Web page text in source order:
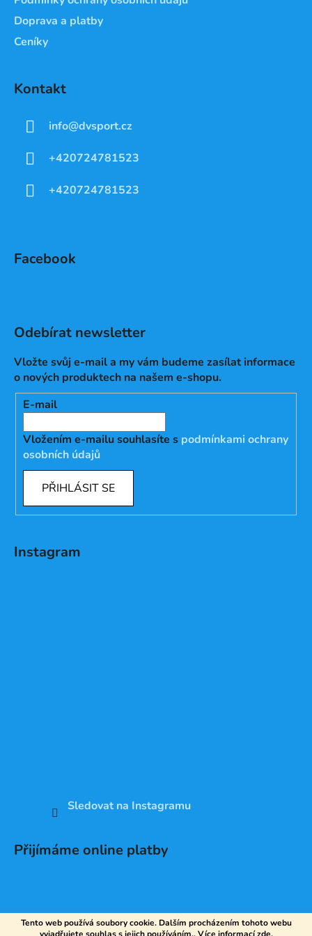
Tento web používá soubory cookie. Dalším procházením tohoto webu
Doprava a platby
Ceníky
Kontakt
info@dvsport.cz
+420724781523
+420724781523
Facebook
Odebírat newsletter
Vložte svůj e-mail a my vám budeme zasílat informace
o nových produktech na našem e-shopu.
E-mail
Vložením e-mailu souhlasíte s podmínkami ochrany
osobních údajů
PŘIHLÁSIT SE
Instagram
Sledovat na Instagramu
Přijímáme online platby